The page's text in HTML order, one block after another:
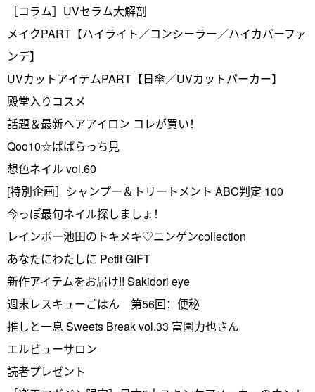
［コラム］UVセラム大解剖
メイクPART【ハイライト／コンシーラー／ハイカバーファ
ンデ】
UVカットアイテムPART【日傘／UVカットパーカー】
殿堂入りコスメ
話題＆最新ヘアアイロン コレが買い！
Qoo10☆ぱぱらっち見
想色ネイル vol.60
[特別企画］シャンプー＆トリートメント ABC判定 100
今っぽ最旬ネイル探しましょ！
レインボー池田のトキメキ♡ニンゲンcollection
あなたにわたしに Petit GIFT
新作アイテムをお届け!! Sakidori eye
週末レスキューごはん 第56回：便秘
推しと一息 Sweets Break vol.33 富園力也さん
エルビューサロン
読者プレゼント